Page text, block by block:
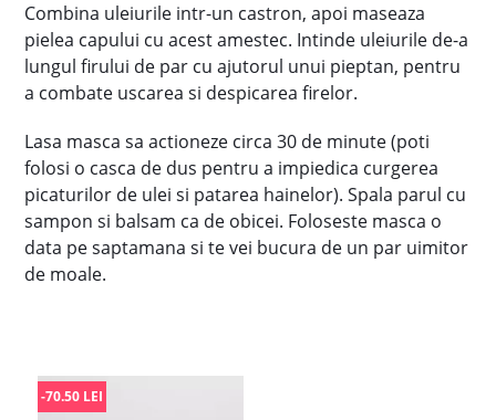
Combina uleiurile intr-un castron, apoi maseaza
pielea capului cu acest amestec. Intinde uleiurile de-a
lungul firului de par cu ajutorul unui pieptan, pentru
a combate uscarea si despicarea firelor.
Lasa masca sa actioneze circa 30 de minute (poti
folosi o casca de dus pentru a impiedica curgerea
picaturilor de ulei si patarea hainelor). Spala parul cu
sampon si balsam ca de obicei. Foloseste masca o
data pe saptamana si te vei bucura de un par uimitor
de moale.
-70.50 LEI